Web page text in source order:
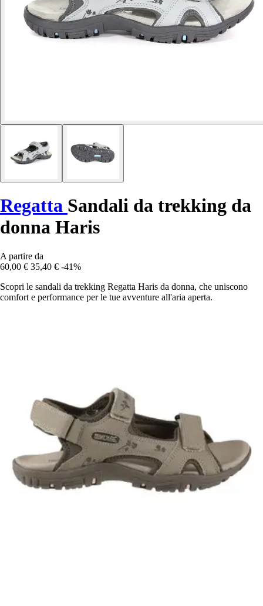
Regatta Sandali da trekking da
donna Haris
A partire da
60,00 € 35,40 € -41%
Scopri le sandali da trekking Regatta Haris da donna, che uniscono
comfort e performance per le tue avventure all'aria aperta.